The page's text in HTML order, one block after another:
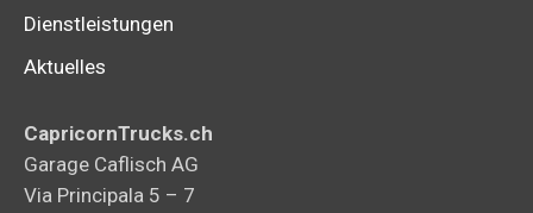
Dienstleistungen
Aktuelles
CapricornTrucks.ch
Garage Caflisch AG
Via Principala 5 – 7